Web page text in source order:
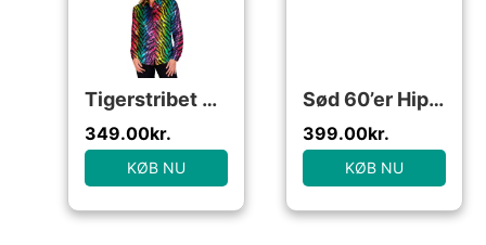
Tigerstribet Pailletskjorte Regnbue
349.00kr.
KØB NU
Sød 60’er Hippie Kostume
399.00kr.
KØB NU